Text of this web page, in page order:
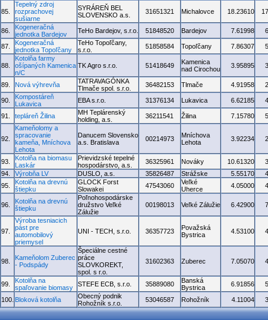
85.
Tepelný zdroj
rozprachovej
sušiarne
SYRÁREŇ BEL
SLOVENSKO a.s.
31651321 Michalovce 18.23610
86.
Kogeneračná
jednotka Bardejov
TeHo Bardejov, s.r.o. 51848520 Bardejov 7.61998
87.
Kogeneračná
jednotka Topoľčany
TeHo Topoľčany,
s.r.o.
51858584 Topoľčany 7.86307
88.
Kotolňa farmy
ošípaných Kamenica
n/C
TK Agro s.r.o. 51418649
Kamenica
nad Cirochou
3.95895
89. Nová výhrevňa
TATRAVAGÓNKA
Tlmače spol. s.r.o.
36482153 Tlmače 4.91958
90.
Kompostáreň
Lukavica
EBA s.r.o. 31376134 Lukavica 6.62185
91. tepláreň Žilina
MH Teplárenský
holding, a.s.
36211541 Žilina 7.15780
92.
Kameňolomy a
spracovanie
kameňa, Mníchova
Lehota
Danucem Slovensko
a.s. Bratislava
00214973
Mníchova
Lehota
3.92234
93.
Kotolňa na biomasu
Laskár
Prievidzské tepelné
hospodárstvo, a.s.
36325961 Nováky 10.61320
94.
Výrobňa LV DUSLO, a.s. 35826487 Strážske 5.55170
95.
Kotolňa na drevnú
štiepku
GLOCK Forst
Slowakei
47543060
Veľké
Uherce
4.05000
96.
Kotolňa na drevnú
štiepku
Poľnohospodárske
družstvo Veľké
Zálužie
00198013 Veľké Zálužie 6.42900
97.
Výroba tesniacich
pást pre
automobilový
priemysel
UNI - TECH, s.r.o. 36357723
Považská
Bystrica
4.53100
98.
Kameňolom Zuberec
- Podspády
Špeciálne cestné
práce
SLOVKOREKT,
spol. s r.o.
31602363 Zuberec 7.05070
99.
Kotolňa na
spaľovanie biomasy
STEFE ECB, s.r.o. 35889080
Banská
Bystrica
6.91856
100. Bloková kotolňa
Obecný podnik
Rohožník s.r.o.
53046587 Rohožník 4.11004